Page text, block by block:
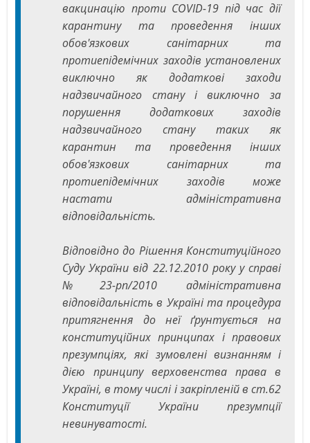
вакцинацію проти COVID-19 під час дії
карантину та проведення інших
обов'язкових санітарних та
протиепідемічних заходів установлених
виключно як додаткові заходи
надзвичайного стану і виключно за
порушення додаткових заходів
надзвичайного стану таких як
карантин та проведення інших
обов'язкових санітарних та
протиепідемічних заходів може
настати адміністративна
відповідальність.
Відповідно до Рішення Конституційного
Суду України від 22.12.2010 року у справі
№23-рп/2010 адміністративна
відповідальність в Україні та процедура
притягнення до неї ґрунтується на
конституційних принципах і правових
презумпціях, які зумовлені визнанням і
дією принципу верховенства права в
Україні, в тому числі і закріпленій в ст.62
Конституції України презумпції
невинуватості.